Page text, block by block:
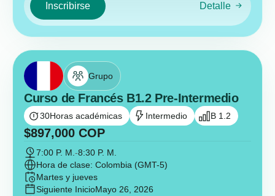
Inscribirse Detalle
Grupo
Curso de Francés B1.2 Pre-Intermedio
30Horas académicas Intermedio B 1.2
$897,000 COP
7:00 P. M. -8:30 P. M.
Hora de clase: Colombia (GMT-5)
Martes y jueves
Siguiente InicioMayo 26, 2026